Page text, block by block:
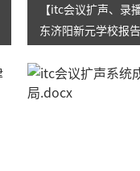
【itc会议扩声、录
东济阳新元学校报